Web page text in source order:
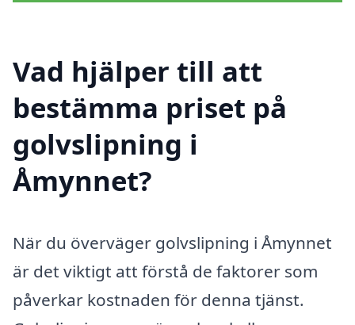
Vad hjälper till att
bestämma priset på
golvslipning i
Åmynnet?
När du överväger golvslipning i Åmynnet
är det viktigt att förstå de faktorer som
påverkar kostnaden för denna tjänst.